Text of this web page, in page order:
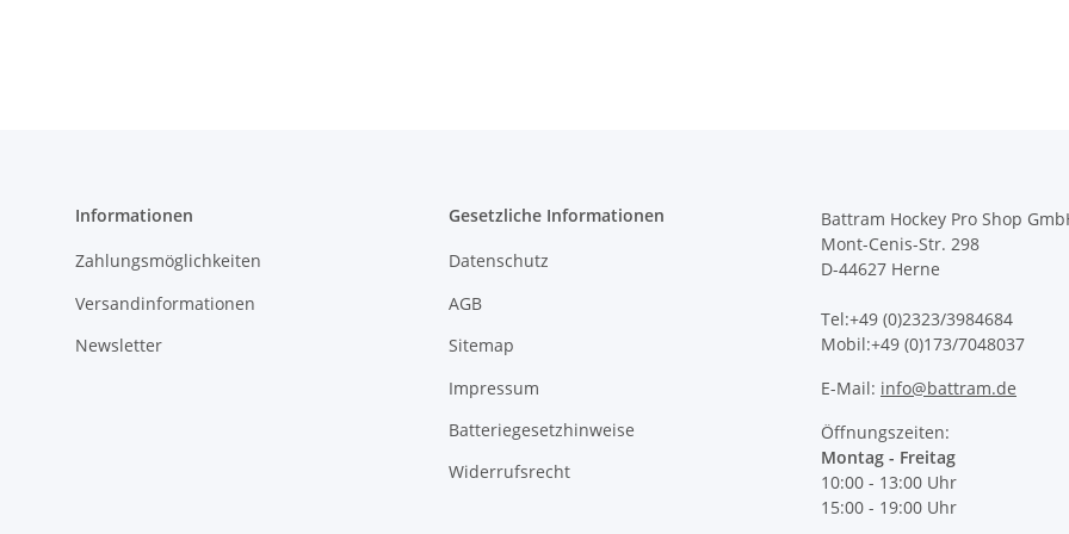
Informationen
Zahlungsmöglichkeiten
Versandinformationen
Newsletter
Gesetzliche Informationen
Datenschutz
AGB
Sitemap
Impressum
Batteriegesetzhinweise
Widerrufsrecht
Battram Hockey Pro Shop
Mont-Cenis-Str. 298
D-44627 Herne
Tel:+49 (0)2323/3984684
Mobil:+49 (0)173/7048037
E-Mail: info@battram.de
Öffnungszeiten:
Montag - Freitag
10:00 - 13:00 Uhr
15:00 - 19:00 Uhr